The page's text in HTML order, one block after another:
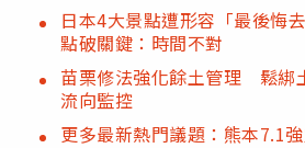
日本4大景點遭形容「最後悔
點破關鍵：時間不對
苗栗修法強化餘土管理 鬆綁
流向監控
更多最新熱門議題：熊本7.1